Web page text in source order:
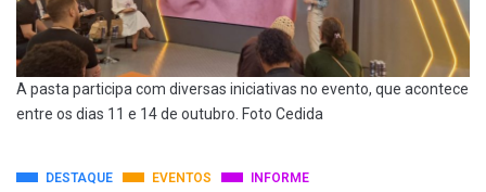
A pasta participa com diversas iniciativas no evento, que acontece
entre os dias 11 e 14 de outubro. Foto Cedida
DESTAQUE EVENTOS INFORME